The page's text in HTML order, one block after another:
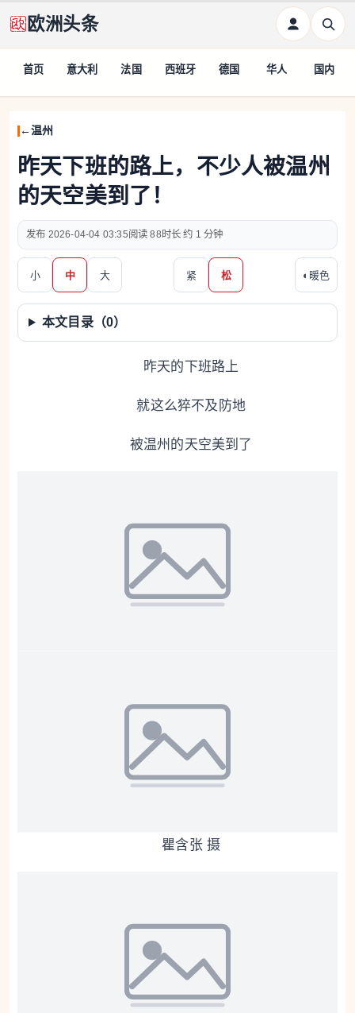
欧洲头条
首页 意大利 法国 西班牙 德国 华人 国内
温州
昨天下班的路上，不少人被温州
的天空美到了！
2026-04-04 03:35 88 约 1 分钟
小 中 大 紧 松 ◐ 暖色
本文目录（0）
昨天的下班路上
就这么猝不及防地
被温州的天空美到了
瞿含张 摄